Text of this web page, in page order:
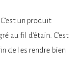
un produit
au fil d’étain. C’est
de les rendre bien